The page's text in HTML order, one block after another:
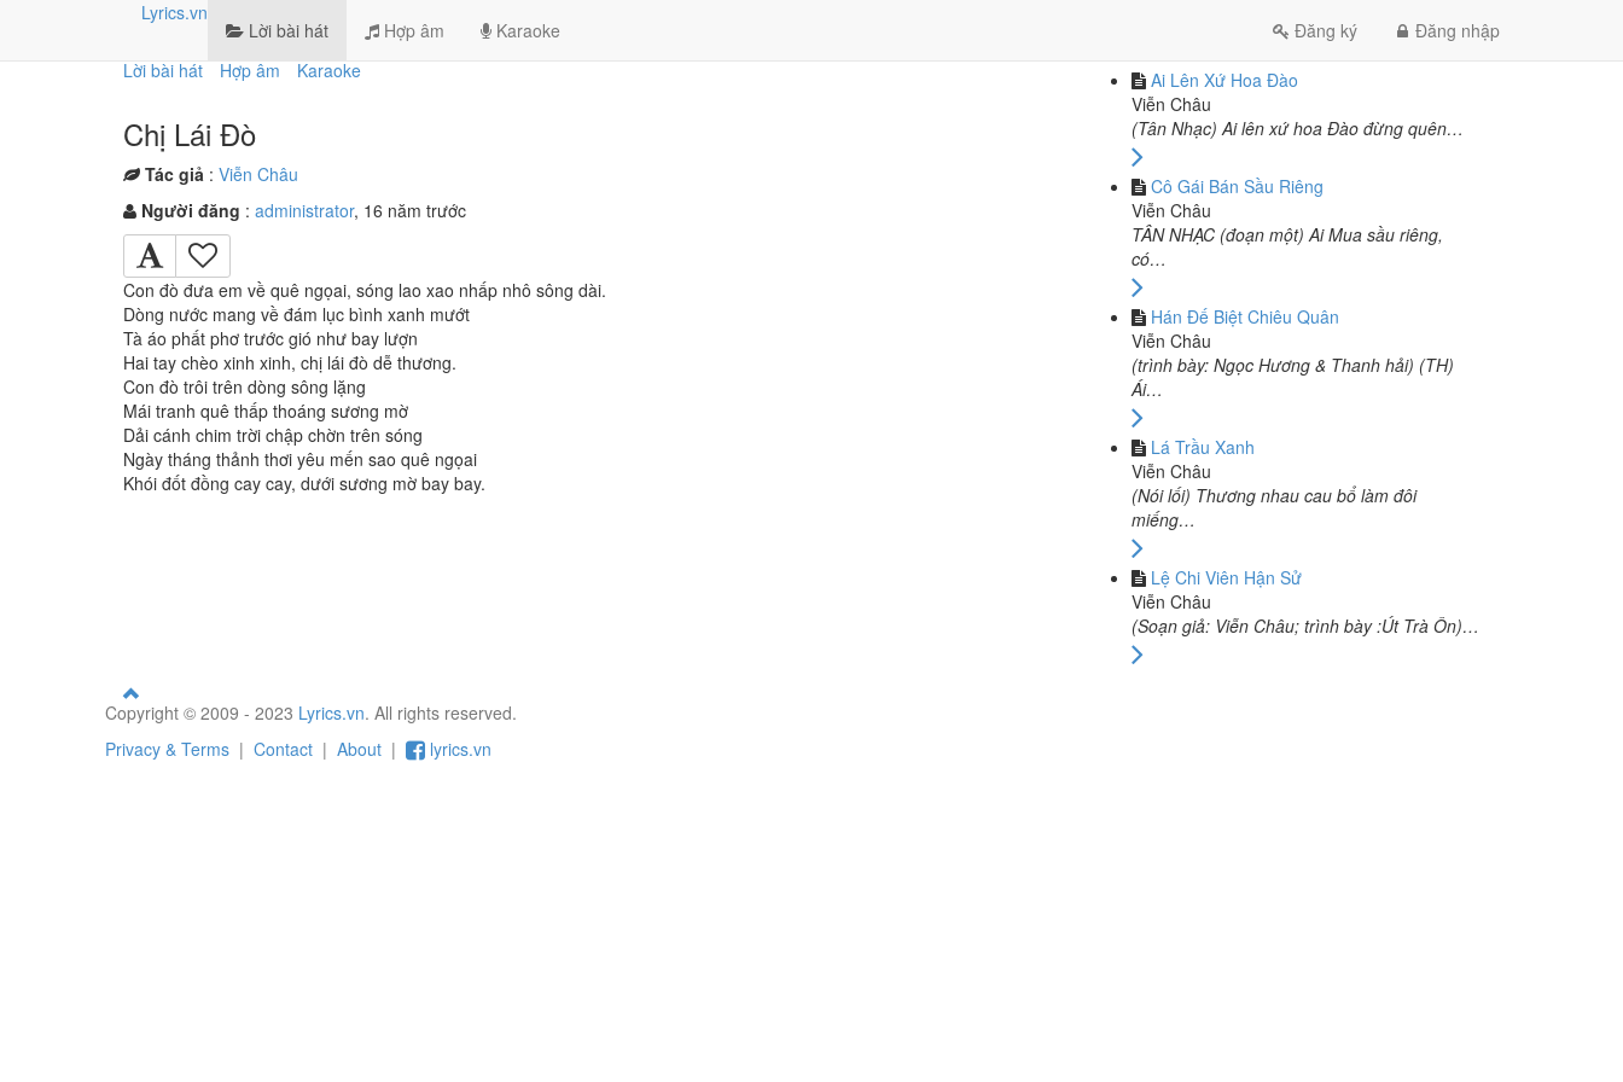
Lyrics.vn
Lời bài hát Hợp âm Karaoke Đăng ký
Đăng nhập
Lời bài hát
Hợp âm Karaoke
Chị Lái Đò
Tác giả : Viễn Châu
Người đăng : administrator, 16 năm trước
Con đò đưa em về quê ngọai, sóng lao xao nhấp nhô sông dài.
Dòng nước mang về đám lục bình xanh mướt
Tà áo phất phơ trước gió như bay lượn
Hai tay chèo xinh xinh, chị lái đò dễ thương.
Con đò trôi trên dòng sông lặng
Mái tranh quê thấp thoáng sương mờ
Dải cánh chim trời chập chờn trên sóng
Ngày tháng thảnh thơi yêu mến sao quê ngọai
Khói đốt đồng cay cay, dưới sương mờ bay bay.
CÙNG TÁC GIẢ VIỄN CHÂU
Ai Lên Xứ Hoa Đào
Viễn Châu
(Tân Nhạc) Ai lên xứ hoa Đào đừng quên…
Cô Gái Bán Sầu Riêng
Viễn Châu
TÂN NHẠC (đoạn một) Ai Mua sầu riêng,
có…
Hán Đế Biệt Chiêu Quân
Viễn Châu
(trình bày: Ngọc Hương & Thanh hải) (TH)
Ái…
Lá Trầu Xanh
Viễn Châu
(Nói lối) Thương nhau cau bổ làm đôi
miếng…
Lệ Chi Viên Hận Sử
Viễn Châu
(Soạn giả: Viễn Châu; trình bày :Út Trà Ôn)…
Copyright © 2009 - 2023 Lyrics.vn. All rights reserved.
Privacy & Terms | Contact | About | lyrics.vn